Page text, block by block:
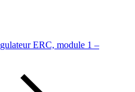
ERC, module 1 –